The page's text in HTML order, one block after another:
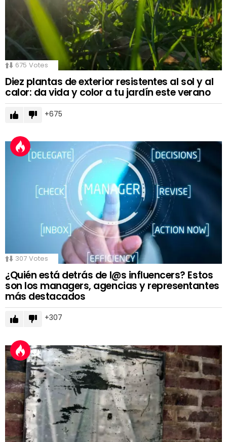
675 Votes
Diez plantas de exterior resistentes al sol y al
calor: da vida y color a tu jardín este verano
675
307 Votes
¿Quién está detrás de l@s influencers? Estos
son los managers, agencias y representantes
más destacados
307